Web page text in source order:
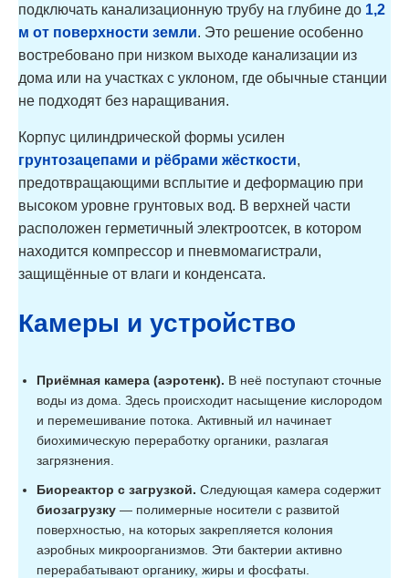
подключать канализационную трубу на глубине до 1,2
м от поверхности земли. Это решение особенно
востребовано при низком выходе канализации из
дома или на участках с уклоном, где обычные станции
не подходят без наращивания.
Корпус цилиндрической формы усилен
грунтозацепами и рёбрами жёсткости,
предотвращающими всплытие и деформацию при
высоком уровне грунтовых вод. В верхней части
расположен герметичный электроотсек, в котором
находится компрессор и пневмомагистрали,
защищённые от влаги и конденсата.
Камеры и устройство
Приёмная камера (аэротенк). В неё поступают сточные
воды из дома. Здесь происходит насыщение кислородом
и перемешивание потока. Активный ил начинает
биохимическую переработку органики, разлагая
загрязнения.
Биореактор с загрузкой. Следующая камера содержит
биозагрузку — полимерные носители с развитой
поверхностью, на которых закрепляется колония
аэробных микроорганизмов. Эти бактерии активно
перерабатывают органику, жиры и фосфаты.